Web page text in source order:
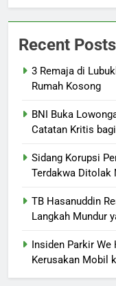
Recent Posts
3 Remaja di
Rumah Kosong
BNI Buka
Catatan Kritis
Sidang Korupsi
Terdakwa Ditolak
TB Hasanuddin
Langkah Mundur
Insiden Parkir
Kerusakan Mobil